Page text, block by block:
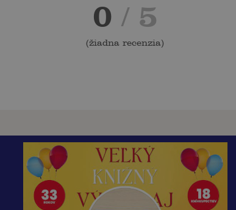
0 / 5
(žiadna recenzia)